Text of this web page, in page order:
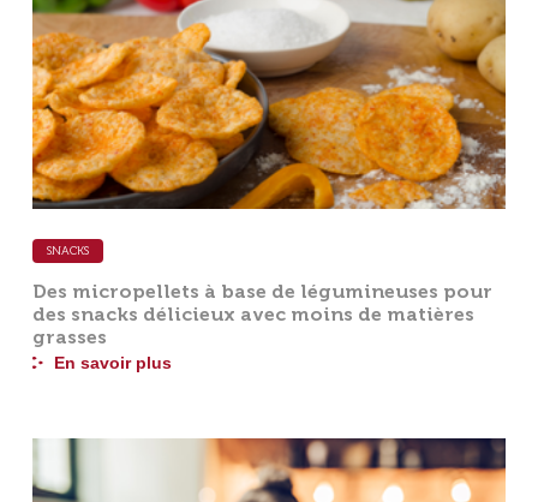
SNACKS
Des micropellets à base de légumineuses pour
des snacks délicieux avec moins de matières
grasses
En savoir plus